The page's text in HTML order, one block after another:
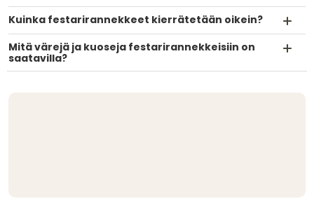
Kuinka festarirannekkeet kierrätetään oikein?
Mitä värejä ja kuoseja festarirannekkeisiin on
saatavilla?